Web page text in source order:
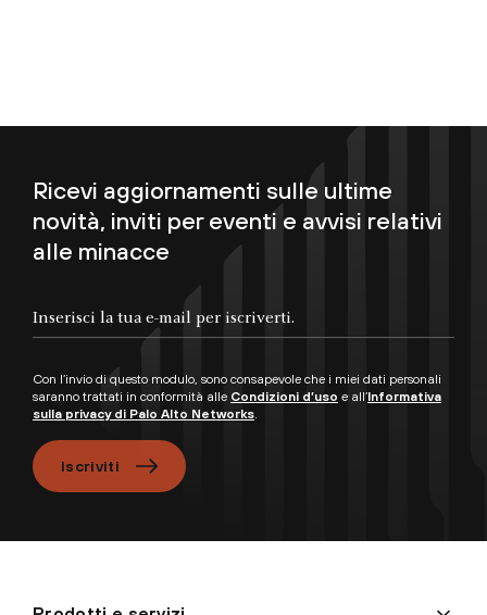
Ricevi aggiornamenti sulle ultime
novità, inviti per eventi e avvisi relativi
alle minacce
Con l’invio di questo modulo, sono consapevole che i miei dati personali
saranno trattati in conformità alle Condizioni d’uso e all’Informativa
sulla privacy di Palo Alto Networks.
Iscriviti